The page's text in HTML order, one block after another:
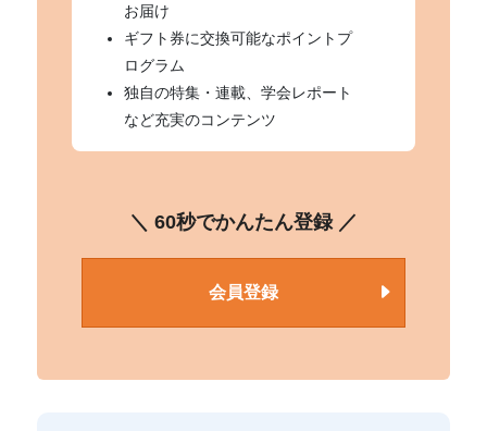
お届け
ギフト券に交換可能なポイントプ
ログラム
独自の特集・連載、学会レポート
など充実のコンテンツ
＼ 60秒でかんたん登録 ／
会員登録